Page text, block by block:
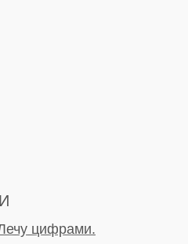
цифрами.